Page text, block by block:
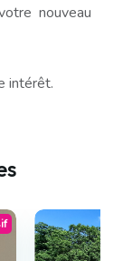
nouveau
intérêt.